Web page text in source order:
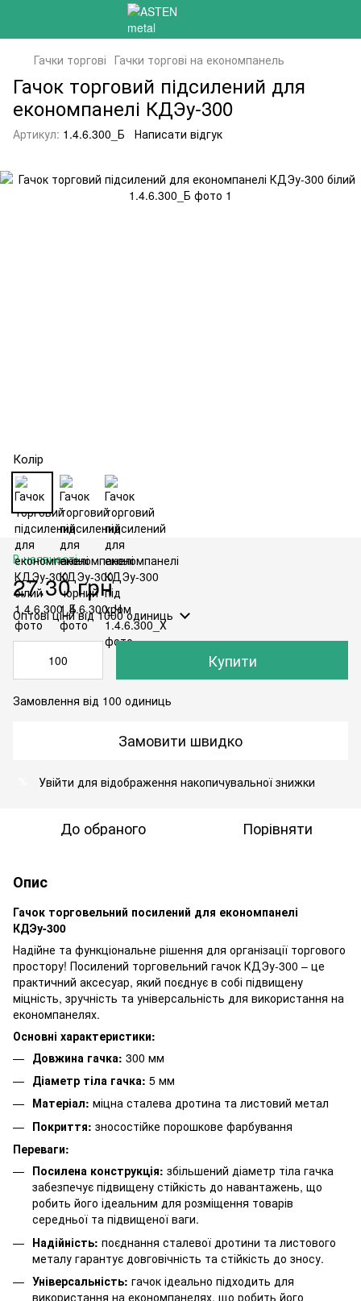
Гачки торгові Гачки торгові на економпанель
Гачок торговий підсилений для
економпанелі КДЭу-300
Артикул: 1.4.6.300_Б Написати відгук
Колір
В наявності
27.30 грн
Оптові цінивід 1000 одиниць
Купити
Замовлення від 100 одиниць
Замовити швидко
Увійти для відображення накопичувальної знижки
До обраного Порівняти
Опис
Гачок торговельний посилений для економпанелі
КДЭу-300
Надійне та функціональне рішення для організації торгового
простору! Посилений торговельний гачок КДЭу-300 – це
практичний аксесуар, який поєднує в собі підвищену
міцність, зручність та універсальність для використання на
економпанелях.
Основні характеристики:
Довжина гачка: 300 мм
Діаметр тіла гачка: 5 мм
Матеріал: міцна сталева дротина та листовий метал
Покриття: зносостійке порошкове фарбування
Переваги:
Посилена конструкція: збільшений діаметр тіла гачка
забезпечує підвищену стійкість до навантажень, що
робить його ідеальним для розміщення товарів
середньої та підвищеної ваги.
Надійність: поєднання сталевої дротини та листового
металу гарантує довговічність та стійкість до зносу.
Універсальність: гачок ідеально підходить для
використання на економпанелях, що робить його